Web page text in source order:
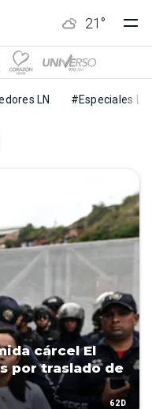
21 °
LN #Especiales LN
cárcel El
por traslado de
62D